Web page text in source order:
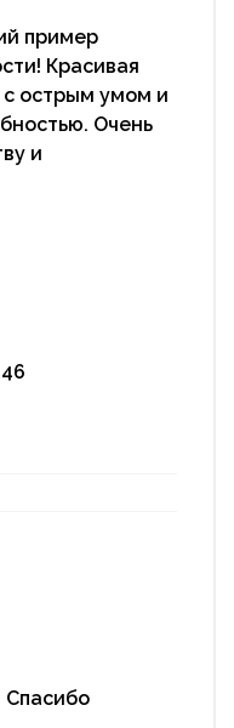
пример
Красивая
с острым умом и
Очень
и
Спасибо